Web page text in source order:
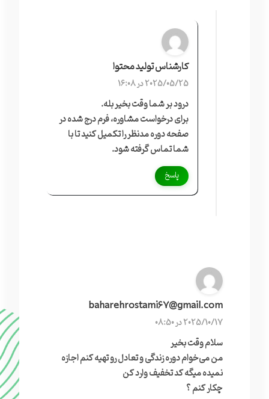
کارشناس تولید محتوا
2025/05/25 در 16:08
درود بر شما وقت بخیر بله.
برای درخواست مشاوره، فرم درج شده در
صفحه دوره مدنظر را تکمیل کنید تا با
شما تماس گرفته شود.
پاسخ
baharehrostami67@gmail.com
2025/10/17 در 08:50
سلام وقت بخیر
من می‌خوام دوره زندگی و تعادل رو تهیه کنم اجازه
نمیده میگه کد تخفیف وارد کن
چکار کنم ؟